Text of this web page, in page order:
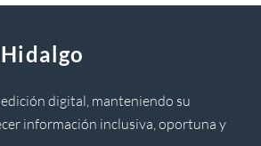
digital, manteniendo su
información inclusiva, oportuna y